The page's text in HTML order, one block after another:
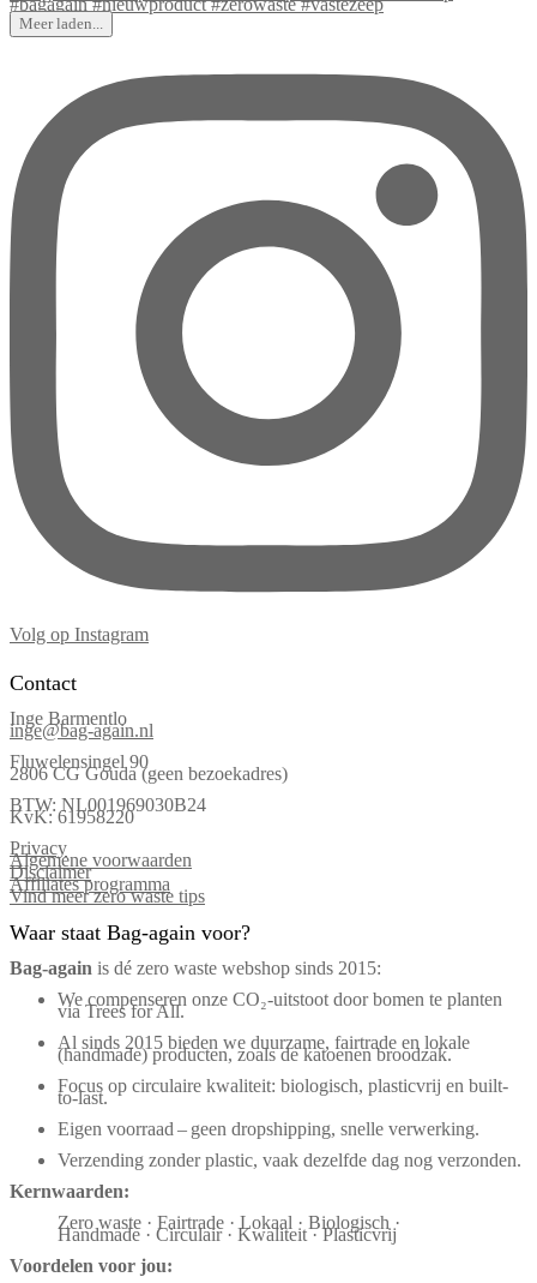
Meer laden...
Volg op Instagram
Contact
Inge Barmentlo
inge@bag-again.nl
Fluwelensingel 90
2806 CG Gouda (geen bezoekadres)
BTW: NL001969030B24
KvK: 61958220
Privacy
Algemene voorwaarden
Disclaimer
Affiliates programma
Vind meer zero waste tips
Waar staat Bag-again voor?
Bag‑again is dé zero waste webshop sinds 2015:
We compenseren onze CO₂-uitstoot door bomen te planten
via Trees for All.
Al sinds 2015 bieden we duurzame, fairtrade en lokale
(handmade) producten, zoals de katoenen broodzak.
Focus op circulaire kwaliteit: biologisch, plasticvrij en built-
to-last.
Eigen voorraad – geen dropshipping, snelle verwerking.
Verzending zonder plastic, vaak dezelfde dag nog verzonden.
Kernwaarden:
Zero waste · Fairtrade · Lokaal · Biologisch ·
Handmade · Circulair · Kwaliteit · Plasticvrij
Voordelen voor jou: